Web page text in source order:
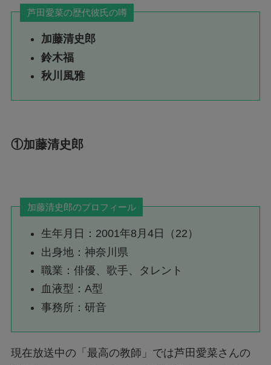
芦田愛菜の歴代彼氏の噂
加藤清史郎
鈴木福
秋川風雅
①加藤清史郎
加藤清史郎のプロフィール
生年月日：2001年8月4日（22）
出身地：神奈川県
職業：俳優、歌手、タレント
血液型：A型
事務所：研音
現在放送中の「最高の教師」では芦田愛菜さんの